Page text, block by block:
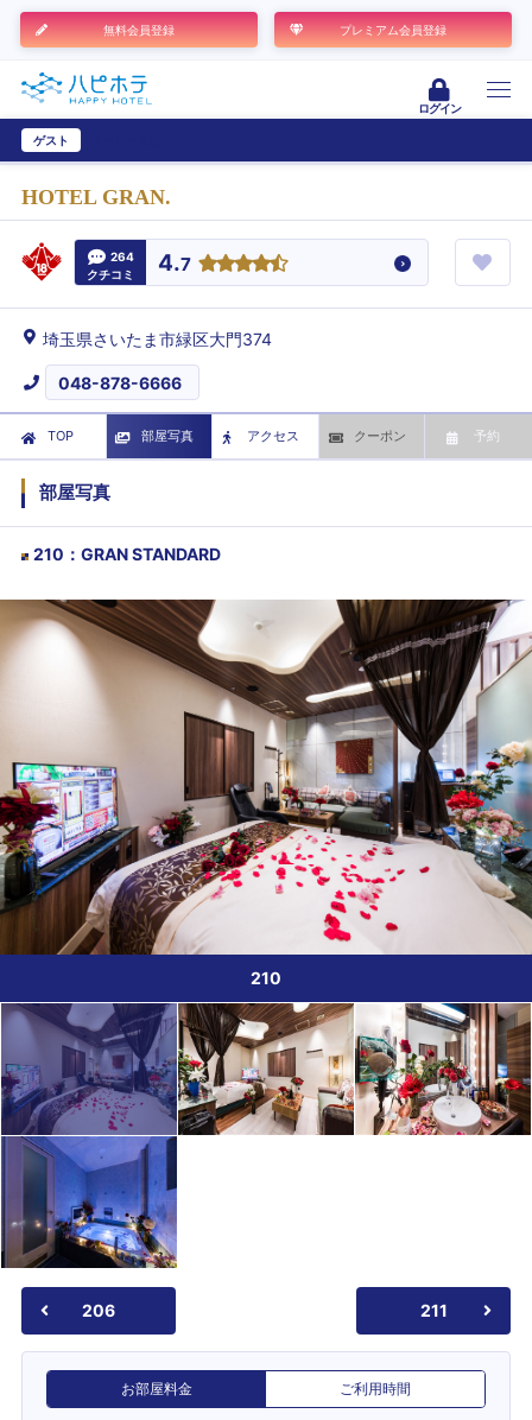
無料会員登録 プレミアム会員登録
ログイン
ゲスト
HOTEL GRAN.
264
クチコミ
4.7
埼玉県さいたま市緑区大門374
048-878-6666
TOP 部屋写真 アクセス クーポン 予約
部屋写真
210 ： GRAN STANDARD
210
206 211
お部屋料金 ご利用時間